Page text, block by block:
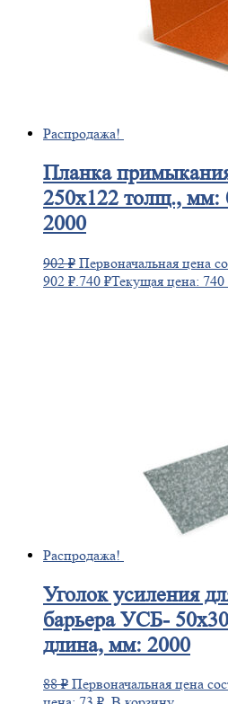
Распродажа!
Планка
250х122 толщ., мм:
2000
902₽ Первоначальная цена
902 ₽. 740 ₽Текущая цена: 740
Распродажа!
Уголокусиления
барьера УСБ-
длина, мм: 2000
88₽ Первоначальная цена